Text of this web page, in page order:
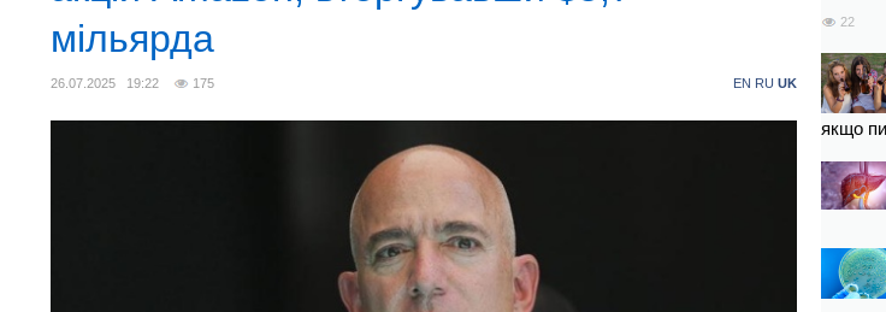
мільярда
26.07.2025 19:22 175 EN RU UK
22
якщо